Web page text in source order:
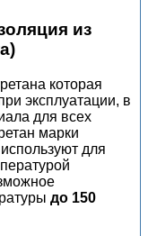
из
которая
эксплуатации, в
для всех
марки
используют для
до 150